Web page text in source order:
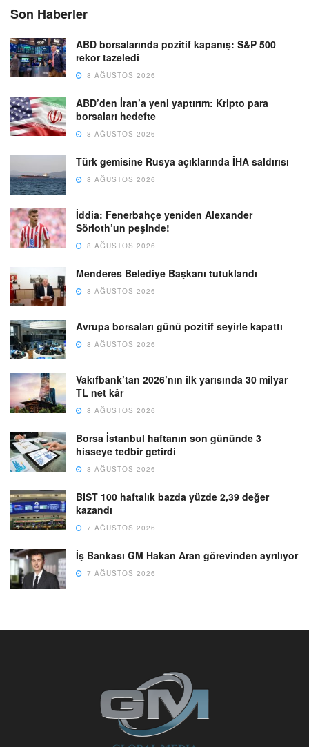
Son Haberler
ABD borsalarında pozitif kapanış: S&P 500
rekor tazeledi
8 AĞUSTOS 2026
ABD’den İran’a yeni yaptırım: Kripto para
borsaları hedefte
8 AĞUSTOS 2026
Türk gemisine Rusya açıklarında İHA saldırısı
8 AĞUSTOS 2026
İddia: Fenerbahçe yeniden Alexander
Sörloth’un peşinde!
8 AĞUSTOS 2026
Menderes Belediye Başkanı tutuklandı
8 AĞUSTOS 2026
Avrupa borsaları günü pozitif seyirle kapattı
8 AĞUSTOS 2026
Vakıfbank’tan 2026’nın ilk yarısında 30 milyar
TL net kâr
8 AĞUSTOS 2026
Borsa İstanbul haftanın son gününde 3
hisseye tedbir getirdi
8 AĞUSTOS 2026
BIST 100 haftalık bazda yüzde 2,39 değer
kazandı
7 AĞUSTOS 2026
İş Bankası GM Hakan Aran görevinden ayrılıyor
7 AĞUSTOS 2026